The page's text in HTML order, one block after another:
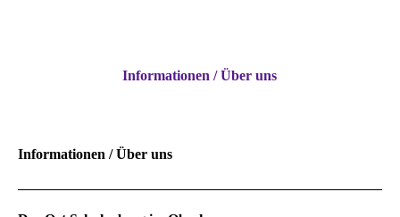
Informationen / Über uns
Informationen / Über uns